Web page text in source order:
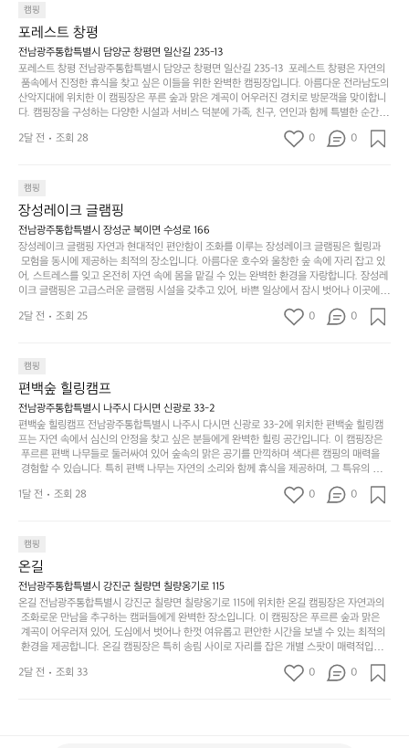
다.
그
럴
때
는
차
을
가
려
보
세
요.
튼
을
조
용
히
o
l
a
t
고
다
니
고
싶
어
는
크
기,
무
게,
이
의
아
주
미
가
존
재
합
니
다.
하
지
않
은
디
자
웃
도
어
의
경
럽
게
이
어
주
E
M
O
U
N
T
무
좋
네
요
이
이
라
고
해
야
하
리
를
잡
았
는
하
고
경
치
도
함께 좋은 시간을 보낼 수 있다는 것입니다. 또한, 하이글루 인근에는 다양한 트레킹 코스와
자전거 도로가 있어 아웃도어 활동을 좋아하는 이들에게 더욱 참조할 만한 장소가 됩니다.
담양의 아름다운 자연과 함께, 건강한 레저 활동을 즐기며 행복한 캠핑 경험을 쌓으실 수 있
습니다. 하이글루에서 특별한 순간을 만끽해보세요. 따뜻한 햇살과 함께하는 아침, 상징적인
담양의 죽녹원과 함께 어우러진 저녁, 그리고 고요한 밤하늘 아래에서 별을 바라보며 나누는
이야기들은 여러분의 캠핑 여행을 더욱 특별하게 만들어 줄 것입니다.  인기 정도: ★★★★
★
캠핑
포레스트 창평
전남광주통합특별시 담양군 창평면 일산길 235-13
포레스트 창평 전남광주통합특별시 담양군 창평면 일산길 235-13  포레스트 창평은 자연의
품속에서 진정한 휴식을 찾고 싶은 이들을 위한 완벽한 캠핑장입니다. 아름다운 전라남도의
산악지대에 위치한 이 캠핑장은 푸른 숲과 맑은 계곡이 어우러진 경치로 방문객을 맞이합니
다. 캠핑장을 구성하는 다양한 시설과 서비스 덕분에 가족, 친구, 연인과 함께 특별한 순간을
만들어갈 수 있는 최적의 공간이 됩니다.  포레스트 창평은 주말마다 직접 재배한 신선한 농
산물을 제공하는 캠핑장으로, 현지에서만 느낄 수 있는 자연의 맛을 경험할 수 있습니다. 또
으며 깊은 숙면을 취할 수 있는 기회를 제공합니다.  이곳은 자연과의 완벽한 조화를 이루며,
다채로운 야외 활동을 제공합니다. 특히 어린이들은 안전하게 놀 수 있는 놀이시설이 마련
되어 있어 부모님들과 함께 즐거운 시간을 보낼 수 있습니다. 주변의 다양한 관광지와 먹거
리를 탐험하는 재미도 포레스트 창평의 매력 중 하나입니다.  또한, 캠핑장을 방문한 후 지속
적으로 재방문하는 이들이 많아 인기가 날로 상승하고 있습니다. 포레스트 창평은 단순한 캠
핑 그 이상을 제공하며, 자연을 사랑하는 모든 이들에게 꼭 한번 경험해봐야 할 장소로 자리
잡았습니다.  인기 정도: ★★★★★
2달 전 조회 28 0 0
캠핑
장성레이크 글램핑
전남광주통합특별시 장성군 북이면 수성로 166
장성레이크 글램핑 자연과 현대적인 편안함이 조화를 이루는 장성레이크 글램핑은 힐링과
모험을 동시에 제공하는 최적의 장소입니다. 아름다운 호수와 울창한 숲 속에 자리 잡고 있
어, 스트레스를 잊고 온전히 자연 속에 몸을 맡길 수 있는 완벽한 환경을 자랑합니다. 장성레
이크 글램핑은 고급스러운 글램핑 시설을 갖추고 있어, 바쁜 일상에서 잠시 벗어나 이곳에
오면 사치스러운 휴식이 가능해집니다. 독립된 텐트에서 제공되는 특별한 불멍 공간은 소중
한 사람과 함께 따뜻한 이야기를 나눌 수 있는 소중한 시간을 만들어 줍니다. 또한, 주변의 자
을 창출하는 시간이 될 것입니다. 특히 식사를 좋아하는 분들에게는 매주 특별한 바비큐 파
티와 지역에서 나는 신선한 재료로 만든 다양한 요리를 제공하여 미각을 만족시켜 줍니다.
장성레이크 글램핑은 그 아름다운 경관과 최고 품질의 시설 덕분에 최근 몇 년 사이에 특히
주목받고 있는 캠핑장 중 하나입니다. 주말이면 방문객이 가득해 예약이 빠르게 차는 만큼
미리 일정을 계획하시는 것이 좋습니다. 나만의 프라이빗한 공간에서 가족 및 사랑하는 사
람들과 함께하세요. 당신의 대자연 속 힐링을 기다리는 장성레이크 글램핑은 언젠가 반드시
방문해봐야 할 명소로 자리매김하였습니다. 인기 정도: ★★★★★
2달 전 조회 25 0 0
캠핑
편백숲 힐링캠프
전남광주통합특별시 나주시 다시면 신광로 33-2
편백숲 힐링캠프 전남광주통합특별시 나주시 다시면 신광로 33-2에 위치한 편백숲 힐링캠
프는 자연 속에서 심신의 안정을 찾고 싶은 분들에게 완벽한 힐링 공간입니다. 이 캠핑장은
푸르른 편백 나무들로 둘러싸여 있어 숲속의 맑은 공기를 만끽하며 색다른 캠핑의 매력을
경험할 수 있습니다. 특히 편백 나무는 자연의 소리와 함께 휴식을 제공하며, 그 특유의 아로
마향이 심리적 안정감을 가져다줍니다. 이곳에서 아침 햇살을 맞으며 조용한 숲속에서의 커
피 한 잔은 그 어떤 도시의 카페에서 느끼기 힘든 특별함을 선사합니다. 편백숲 힐링캠프는
즐길 수 있는 기회도 많은데, 자전거를 타거나 숲속을 거닐며 다양한 생태계를 체험해보는
것도 일상의 스트레스를 잊게 해줍니다. 또한, 캠프파이어를 즐기며 별빛 아래서 시간을 보
내는 것은 일상에서 벗어나 새로운 여유를 찾는 방법입니다. 운영자는 항상 방문객의 편안함
과 안전을 최우선으로 생각하고 있으며, 깨끗하고 잘 관리된 시설을 자랑합니다. 가족들이
함께하는 모닥불 구이 파티나 친구들과의 캠핑 퀴즈도 놓칠 수 없는 재미가 됩니다. 자연과
의 조화 속에서 힐링할 수 있는 편백숲 힐링캠프는 현대인의 바쁜 일상에서 벗어나 소중한
시간을 가지고 싶은 분들에게 특히 추천드립니다. 지금 바로 나주로 떠나 여유로움과 행복
이 가득한 캠핑을 경험해보세요! 인기 정도: ★★★★☆
1달 전 조회 28 0 0
캠핑
온길
전남광주통합특별시 강진군 칠량면 칠량옹기로 115
온길 전남광주통합특별시 강진군 칠량면 칠량옹기로 115에 위치한 온길 캠핑장은 자연과의
조화로운 만남을 추구하는 캠퍼들에게 완벽한 장소입니다. 이 캠핑장은 푸르른 숲과 맑은
계곡이 어우러져 있어, 도심에서 벗어나 한껏 여유롭고 편안한 시간을 보낼 수 있는 최적의
환경을 제공합니다. 온길 캠핑장은 특히 송림 사이로 자리를 잡은 개별 스팟이 매력적입니
다. 각 사이트마다 적당한 간격이 유지되어 있어 프라이빗한 캠핑을 선호하는 분들에게는 더
없이 좋은 선택이지요. 숲속에서의 고요한 밤, 별빛 아래서의 캠핑은 마치 동화 속에 들어온
2달 전 조회 33 0 0